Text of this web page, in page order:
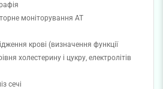
моніторування АТ
крові (визначення функції
холестерину і цукру, електролітів
сечі